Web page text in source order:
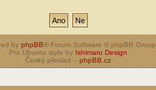
by phpBB® Forum Software © phpBB Group
Pro Ubuntu style by Ishimaru Design
Český překlad – phpBB.cz